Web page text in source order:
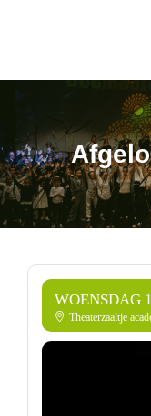
WOENSDAG
Theaterzaaltje